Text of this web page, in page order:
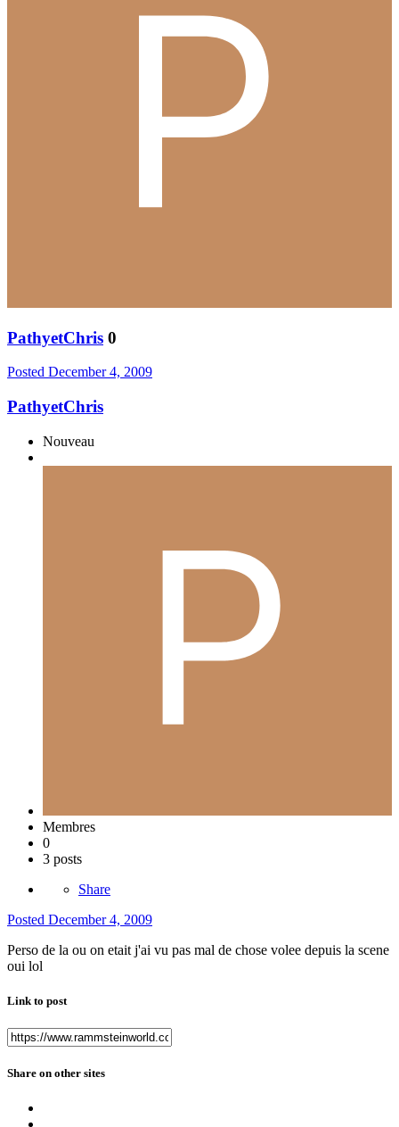
PathyetChris 0
Posted December 4, 2009
PathyetChris
Nouveau
Membres
0
3 posts
Share
Posted December 4, 2009
Perso de la ou on etait j'ai vu pas mal de chose volee depuis la scene
oui lol
Link to post
Share on other sites